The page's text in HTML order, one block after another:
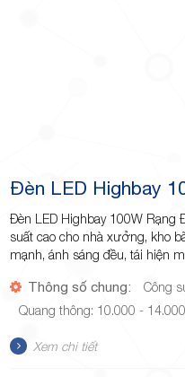
Đèn LED Highbay
Đèn LED Highbay 100W Rạng
suất cao cho nhà xưởng, kho
mạnh, ánh sáng đều, tái hiện
Thông số chung:
Công
Quang thông: 10.000 -
Xem chi tiết